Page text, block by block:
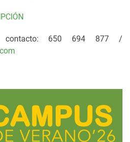
contacto: 650 694 877 /